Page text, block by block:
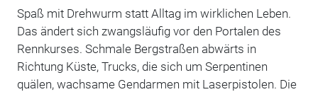
Spaß mit Drehwurm statt Alltag im wirklichen Leben.
Das ändert sich zwangsläufig vor den Portalen des
Rennkurses. Schmale Bergstraßen abwärts in
Richtung Küste, Trucks, die sich um Serpentinen
quälen, wachsame Gendarmen mit Laserpistolen. Die